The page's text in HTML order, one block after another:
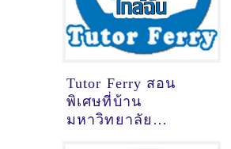
Tutor Ferry สอน
พิเศษที่บ้าน
มหาวิทยาลัย